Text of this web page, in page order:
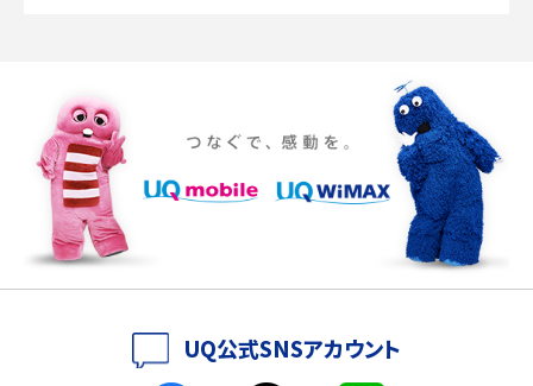
iPhone 16eとiPhone SE（第3世代）の違いは？サイズやスペックを比較して解説
iPhone 16eとiPhone 14を徹底比較！スペック・機能の違いをわかりやすく紹介
iPhone 16シリーズのモデルを比較！価格・サイズ・カメラ性能の違いを徹底解説
iPhone 16とiPhone 15の違いは？カメラ・スペック・機能を徹底比較
UQ公式SNSアカウント